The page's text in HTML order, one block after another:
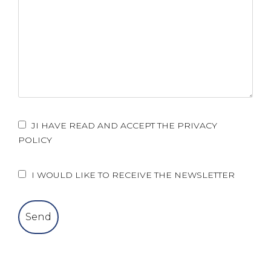
JI HAVE READ AND ACCEPT THE PRIVACY
POLICY
I WOULD LIKE TO RECEIVE THE NEWSLETTER